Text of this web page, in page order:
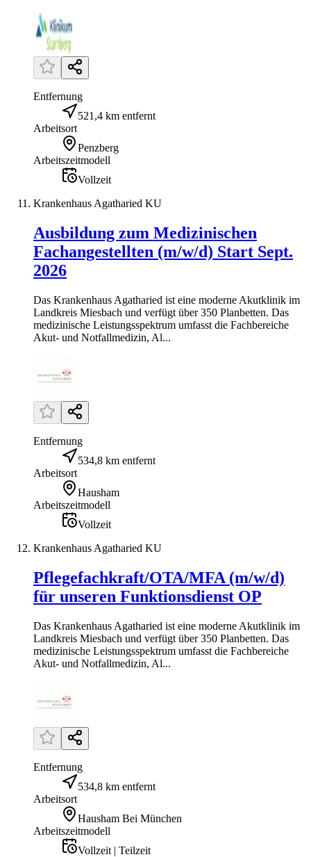
Entfernung
521,4 km entfernt
Arbeitsort
Penzberg
Arbeitszeitmodell
Vollzeit
Krankenhaus Agatharied KU
Ausbildung zum Medizinischen
Fachangestellten (m/w/d) Start Sept.
2026
Das Krankenhaus Agatharied ist eine moderne Akutklinik im
Landkreis Miesbach und verfügt über 350 Planbetten. Das
medizinische Leistungsspektrum umfasst die Fachbereiche
Akut- und Notfallmedizin, Al...
Entfernung
534,8 km entfernt
Arbeitsort
Hausham
Arbeitszeitmodell
Vollzeit
Krankenhaus Agatharied KU
Pflegefachkraft/OTA/MFA (m/w/d)
für unseren Funktionsdienst OP
Das Krankenhaus Agatharied ist eine moderne Akutklinik im
Landkreis Miesbach und verfügt über 350 Planbetten. Das
medizinische Leistungsspektrum umfasst die Fachbereiche
Akut- und Notfallmedizin, Al...
Entfernung
534,8 km entfernt
Arbeitsort
Hausham Bei München
Arbeitszeitmodell
Vollzeit | Teilzeit